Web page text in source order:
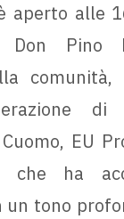
aperto alle
Don Pino
di
EU
che ha
un tono